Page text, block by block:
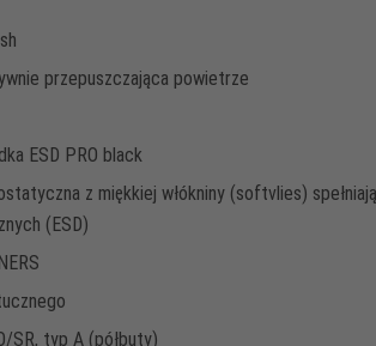
przepuszczająca powietrze
ESD PRO black
z miękkiej włókniny (softvlies)
(ESD)
SR, typ A (półbuty)